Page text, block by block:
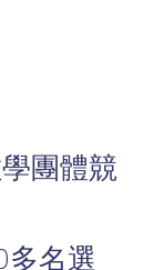
團體競
名選